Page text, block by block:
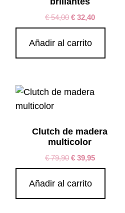
€54,00 €32,40
Añadir al carrito
Clutch de madera
multicolor
€79,90 €39,95
Añadir al carrito